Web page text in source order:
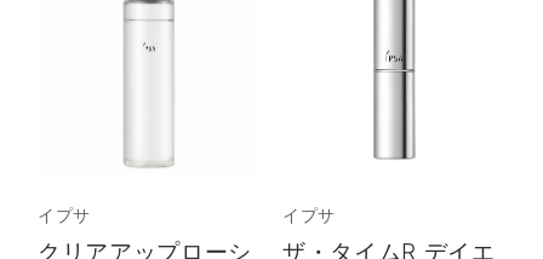
イプサ
クリアアップローシ
イプサ
ザ・タイムR デイエ